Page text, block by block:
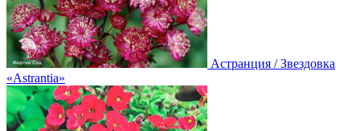
Астранция / Звездовка
«Astrantia»